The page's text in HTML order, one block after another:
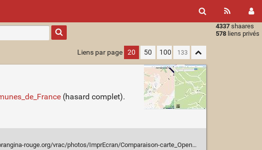
4337 shaares
578 liens privés
Type 1 or
more
characters
results.
Liens par page 20 50 100
(hasard complet).
rouge.org/vrac/photos/ImprEcran/Comparaison-carte_OpenMapSurfer-vs-GoogleMaps.png